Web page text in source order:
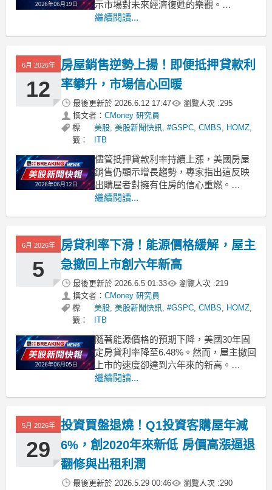
示市場對未來經濟復甦的樂觀。
.badgeprice-container {
gap: 1rem !important;
繼續閱讀...
6月 2026年
12
房屋銷售逆勢上揚！即便抵押貸款利
率攀升，市場信心回暖
最後更新於 2026.6.12 17:47 瀏覽人次 :295
撰文者： CMoney 研究員
標
籤：
美股,美股新聞快訊,#GSPC,CMBS, HOMZ,
ITB
儘管抵押貸款利率持續上漲，美國房屋
銷售仍顯示增長趨勢，專家指出這反映
出購屋者對擁有住房的信心重燃。
.badgeprice-container {
gap: 1rem !important;
繼續閱讀...
6月 2026年
5
房貸利率下滑！能源價格緩解，屋主
急撤回上市創六年新高
最後更新於 2026.6.5 01:33 瀏覽人次 :219
撰文者： CMoney 研究員
標
籤：
美股,美股新聞快訊,#GSPC,CMBS, HOMZ,
ITB
隨著能源價格的預期下降，美國30年固
定房貸利率降至6.48%。然而，屋主撤回
上市的速度卻達到六年來的新高。
.badgeprice-container {
gap: 1rem !important;
繼續閱讀...
5月 2026年
29
投資買盤退燒！Q1投資客購屋年減
6%，創2020年來新低 房價高漲逼退
翻修與出租利潤
最後更新於 2026.5.29 00:46 瀏覽人次 :290